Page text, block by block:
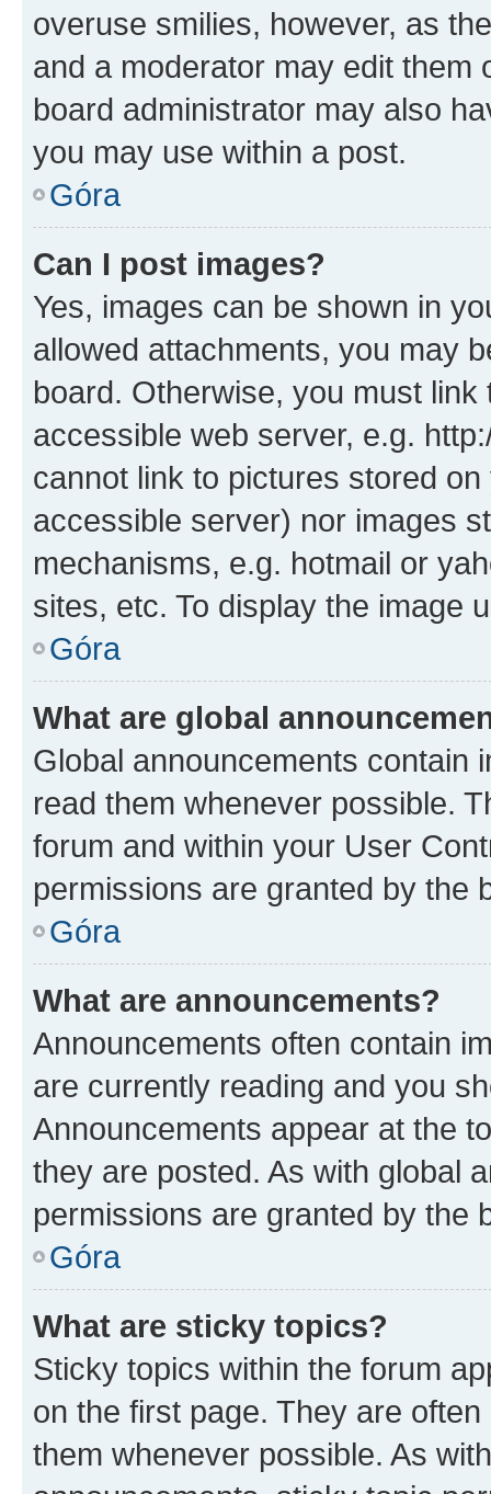
overuse smilies, however, as
and a moderator may edit them
board administrator may also
you may use within a post.
Góra
Can I post images?
Yes, images can be shown in
allowed attachments, you may
board. Otherwise, you must
accessible web server, e.g.
cannot link to pictures stored
accessible server) nor images
mechanisms, e.g. hotmail or
sites, etc. To display the image
Góra
What are global
Global announcements contain
read them whenever possible.
forum and within your User
permissions are granted by the
Góra
What are announcements?
Announcements often contain
are currently reading and you
Announcements appear at the
they are posted. As with global
permissions are granted by the
Góra
What are sticky topics?
Sticky topics within the forum
on the first page. They are
them whenever possible. As